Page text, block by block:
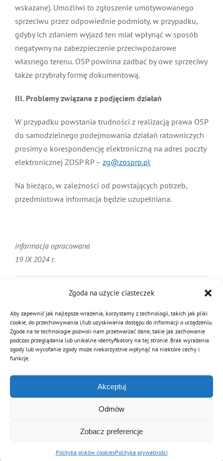
Zgoda na użycie ciasteczek
Aby zapewnić jak najlepsze wrażenia, korzystamy z technologii, takich jak pliki
cookie, do przechowywania i/lub uzyskiwania dostępu do informacji o urządzeniu.
Zgoda na te technologie pozwoli nam przetwarzać dane, takie jak zachowanie
podczas przeglądania lub unikalne identyfikatory na tej stronie. Brak wyrażenia
zgody lub wycofanie zgody może niekorzystnie wpłynąć na niektóre cechy i
funkcje.
Akceptuj
Odmów
Zobacz preferencje
Polityka plików cookiesPolityka prywatności
wskazane). Umożliwi to zgłoszenie umotywowanego
sprzeciwu przez odpowiednie podmioty, w przypadku,
gdyby ich zdaniem wyjazd ten miał wpłynąć w sposób
negatywny na zabezpieczenie przeciwpożarowe
własnego terenu. OSP powinna zadbać by owe sprzeciwy
także przybrały formę dokumentową.
III. Problemy związane z podjęciem działań
W przypadku powstania trudności z realizacją prawa OSP
do samodzielnego podejmowania działań ratowniczych
prosimy o korespondencję elektroniczną na adres poczty
elektronicznej ZOSP RP – zg@zosprp.pl
Na bieżąco, w zależności od powstających potrzeb,
przedmiotowa informacja będzie uzupełniana.
informacja opracowana
19 IX 2024 r.
Podziel się tą informacją
© Copyright 2012 - 2026 | Związek OSP RP